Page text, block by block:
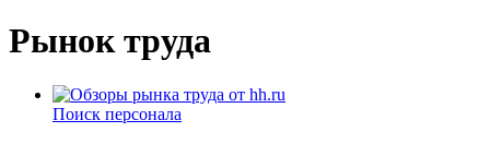
Рынок труда
Поиск персонала